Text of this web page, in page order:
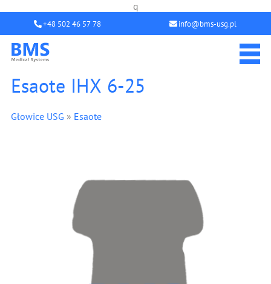
q
+48 502 46 57 78 info@bms-usg.pl
Esaote IHX 6-25
Głowice USG » Esaote